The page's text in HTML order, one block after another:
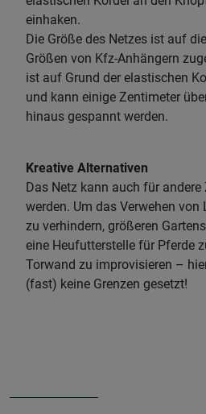
einhaken.
Die Größe des Netzes ist auf
Größen von Kfz-Anhängern
ist auf Grund der elastischen
und kann einige Zentimeter
hinaus gespannt werden.
Kreative Alternativen
Das Netz kann auch für
werden. Um das Verwehen
zu verhindern, größeren
eine Heufutterstelle für Pferde
Torwand zu improvisieren –
(fast) keine Grenzen gesetzt!